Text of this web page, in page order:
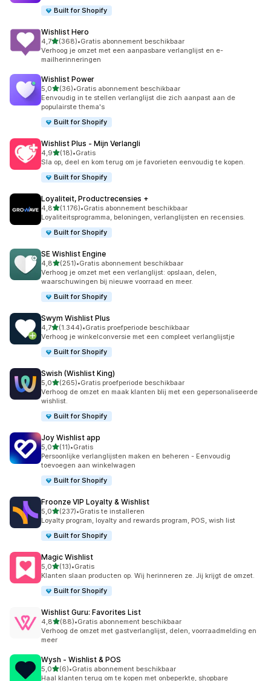
Built for Shopify
Wishlist Hero
4,7van 5 sterren
(368)
368 recensies in totaal
•Gratis abonnement beschikbaar
Verhoog je omzet met een aanpasbare verlanglijst en e-
mailherinneringen
Wishlist Power
5,0van 5 sterren
(36)
36 recensies in totaal
•Gratis abonnement beschikbaar
Eenvoudig in te stellen verlanglijst die zich aanpast aan de
populairste thema's
Built for Shopify
Wishlist Plus ‑ Mijn Verlangli
4,9van 5 sterren
(18)
18 recensies in totaal
•Gratis
Sla op, deel en kom terug om je favorieten eenvoudig te kopen.
Built for Shopify
Loyaliteit, Productrecensies +
4,8van 5 sterren
(1.176)
1176 recensies in totaal
•Gratis abonnement beschikbaar
Loyaliteitsprogramma, beloningen, verlanglijsten en recensies.
Built for Shopify
SE Wishlist Engine
4,8van 5 sterren
(251)
251 recensies in totaal
•Gratis abonnement beschikbaar
Verhoog je omzet met een verlanglijst: opslaan, delen,
waarschuwingen bij nieuwe voorraad en meer.
Built for Shopify
Swym Wishlist Plus
4,7van 5 sterren
(1.344)
1344 recensies in totaal
•Gratis proefperiode beschikbaar
Verhoog je winkelconversie met een compleet verlanglijstje
Built for Shopify
Swish (Wishlist King)
5,0van 5 sterren
(265)
265 recensies in totaal
•Gratis proefperiode beschikbaar
Verhoog de omzet en maak klanten blij met een gepersonaliseerde
wishlist.
Built for Shopify
Joy Wishlist app
5,0van 5 sterren
(11)
11 recensies in totaal
•Gratis
Persoonlijke verlanglijsten maken en beheren - Eenvoudig
toevoegen aan winkelwagen
Built for Shopify
Froonze VIP Loyalty & Wishlist
5,0van 5 sterren
(237)
237 recensies in totaal
•Gratis te installeren
Loyalty program, loyalty and rewards program, POS, wish list
Built for Shopify
Magic Wishlist
5,0van 5 sterren
(13)
13 recensies in totaal
•Gratis
Klanten slaan producten op. Wij herinneren ze. Jij krijgt de omzet.
Built for Shopify
Wishlist Guru: Favorites List
4,8van 5 sterren
(88)
88 recensies in totaal
•Gratis abonnement beschikbaar
Verhoog de omzet met gastverlanglijst, delen, voorraadmelding en
meer
Wysh ‑ Wishlist & POS
5,0van 5 sterren
(6)
6 recensies in totaal
•Gratis abonnement beschikbaar
Haal klanten terug om te kopen met onbeperkte, shopbare